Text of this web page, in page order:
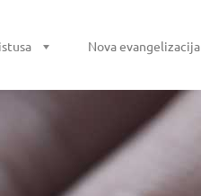
Nova evangelizacija